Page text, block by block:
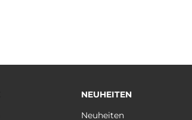
NEUHEITEN
Neuheiten